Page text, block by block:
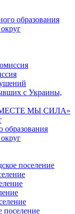
образования
с Украины,
МЫ СИЛА»
образования
поселение
поселение